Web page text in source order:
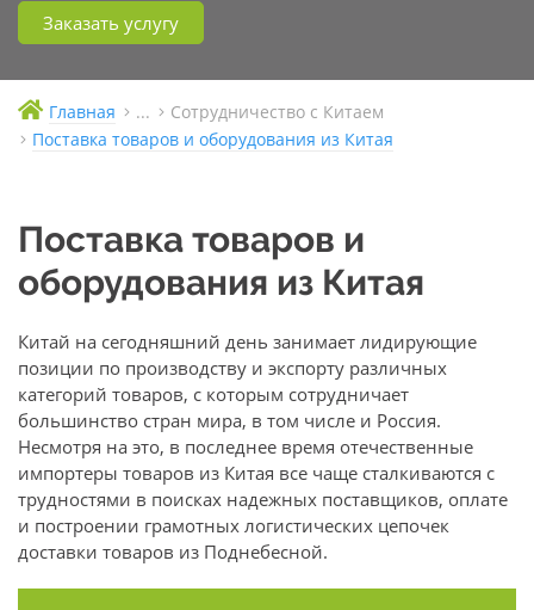
Заказать услугу
Главная ...
Сотрудничество с Китаем
Поставка товаров и оборудования из Китая
Поставка товаров и
оборудования из Китая
Китай на сегодняшний день занимает лидирующие
позиции по производству и экспорту различных
категорий товаров, с которым сотрудничает
большинство стран мира, в том числе и Россия.
Несмотря на это, в последнее время отечественные
импортеры товаров из Китая все чаще сталкиваются с
трудностями в поисках надежных поставщиков, оплате
и построении грамотных логистических цепочек
доставки товаров из Поднебесной.